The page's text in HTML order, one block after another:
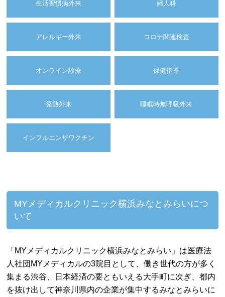
生活習慣病外来 婦人科
アレルギー外来 コロナ関連検査
オンライン診療 保健指導
発熱外来 睡眠時無呼吸外来
インフルエンザワクチン
MYメディカルクリニック横浜みなとみらいにつ
いて
「MYメディカルクリニック横浜みなとみらい」は医療法
人社団MYメディカルの3院目として、働き世代の方が多く
集まる渋谷、日本経済の要ともいえる大手町に次ぎ、都内
を抜け出して神奈川県内の企業が集中するみなとみらいに